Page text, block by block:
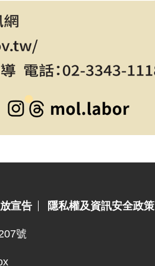
宣告 隱私權及資訊安全政策
號